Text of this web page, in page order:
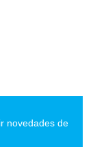
novedades de